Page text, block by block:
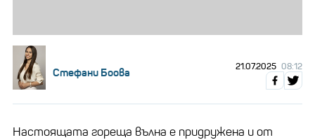
Стефани Боова 21.07.2025 08:12
Настоящата гореща вълна е придружена и от